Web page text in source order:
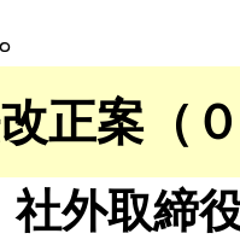
正案（
社外取締